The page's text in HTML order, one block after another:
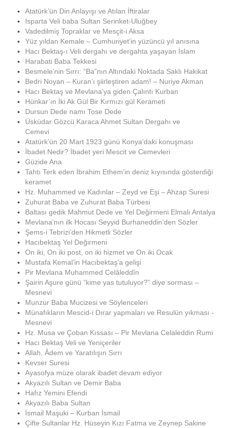
Atatürk’ün Din Anlayışı ve Atılan İftiralar
Isparta Veli baba Sultan Serinket-Uluğbey
Vadedilmiş Topraklar ve Mesçit-i Aksa
Yüz yıldan Kemale – Cumhuriyet’in yüzüncü yıl anısına
Hacı Bektaş-ı Veli dergahı ve dergahta yaşayan İslam
Harabati Baba Tekkesi
Besmele’nin Sırrı: “Ba”nın Altındaki Noktada Saklı Hakikat
Bedri Noyan – Kuran’ı şiirleştiren adam! – Nuriye Akman
Hacı Bektaş ve Mevlana’ya giden Çalıntı Kurban
Hünkar’ın İki Ak Gül Bir Kırmızı gül Kerameti
Dursun Dede namı Tose Dede
Üsküdar Gözcü Karaca Ahmet Sultan Dergahı ve
Cemevi
Atatürk’ün 20 Mart 1923 günü Konya’daki konuşması
İbadet Nedir? İbadet yeri Mescit ve Cemevleri
Güzide Ana
Tahtı Terk eden İbrahim Ethem’in deniz kıyısında gösterdiği
keramet
Hz. Muhammed ve Kadınlar – Zeyd ve Eşi – Ahzap Suresi
Zuhurat Baba ve Zuhurat Baba Türbesi
Baltası gedik Mahmut Dede ve Yel Değirmeni Elmalı Antalya
Mevlana’nın ilk Hocası Seyyid Burhaneddin’den Sözler
Şems-i Tebrizi’den Hikmetli Sözler
Hacıbektaş Yel Değirmeni
On iki, On iki post, on iki hizmet ve On iki Ocak
Mustafa Kemal’in Hacıbektaş’a gelişi
Pir Mevlana Muhammed Celâleddîn
Şairin Aşure günü “kime yas tutuluyor?” diye sorması –
Mesnevi
Munzur Baba Mucizesi ve Söylenceleri
Münafıkların Mescid-i Dırar yapmaları ve Resulün yıkması -
Mesnevi
Hz. Musa ve Çoban Kıssası – Pir Mevlana Celaleddin Rumi
Hacı Bektaş Veli ve Yeniçeriler
Allah, Âdem ve Yaratılışın Sırrı
Kevser Suresi
Ayasofya müze olarak ibadet devam ediyor
Akyazılı Sultan ve Demir Baba
Hafız Yemini Efendi
Akyazılı Baba Sultan
İsmail Maşuki – Kurban İsmail
Çifte Sultanlar Hz. Hüseyin Kızı Fatma ve Zeynep Sakine